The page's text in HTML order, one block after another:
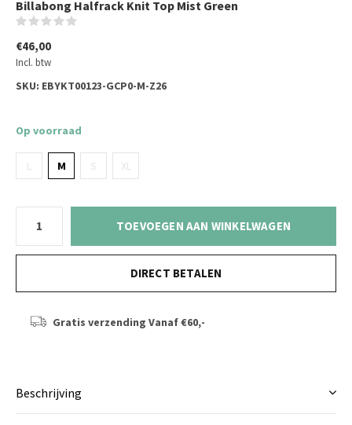
Billabong Halfrack Knit Top Mist Green
€46,00
Incl. btw
SKU: EBYKT00123-GCP0-M-Z26
Op voorraad
L M S XL
TOEVOEGEN AAN WINKELWAGEN
DIRECT BETALEN
Gratis verzending Vanaf €60,-
Beschrijving